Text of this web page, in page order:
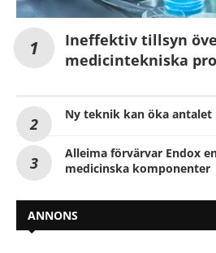
Ineffektiv tillsyn
medicintekniska
Ny teknik kan öka
Alleima förvärvar Endox
medicinska komponenter
ANNONS